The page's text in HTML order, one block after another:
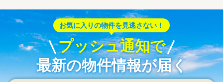
お気に入りの物件を見逃さない！
プッシュ通知で
最新の物件情報が届く